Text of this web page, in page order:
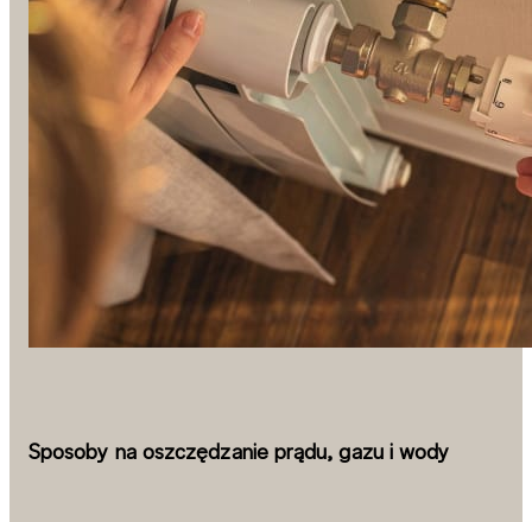
Sposoby na oszczędzanie prądu, gazu i wody